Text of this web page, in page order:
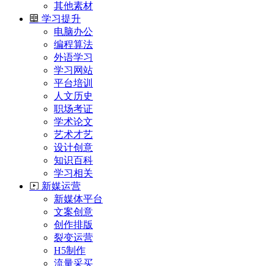
其他素材
学习提升
电脑办公
编程算法
外语学习
学习网站
平台培训
人文历史
职场考证
学术论文
艺术才艺
设计创意
知识百科
学习相关
新媒运营
新媒体平台
文案创意
创作排版
裂变运营
H5制作
流量采买